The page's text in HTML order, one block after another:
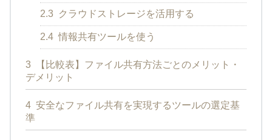
2.3 クラウドストレージを活用する
2.4 情報共有ツールを使う
3
【比較表】ファイル共有方法ごとのメリット・
デメリット
4 安全なファイル共有を実現するツールの選定基
準